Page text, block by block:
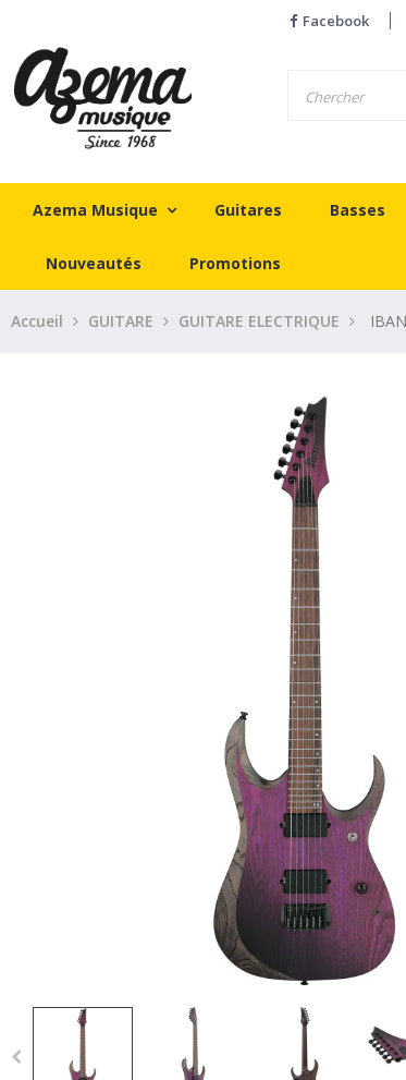
Facebook
Azema Musique Guitares Basses
Nouveautés Promotions
Accueil GUITARE GUITARE ELECTRIQUE